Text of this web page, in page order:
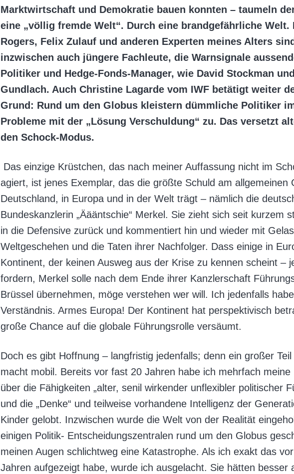
Marktwirtschaft und Demokratie bauen konnten – taumeln
eine „völlig fremde Welt“. Durch eine brandgefährliche Welt.
Rogers, Felix Zulauf und anderen Experten meines Alters
inzwischen auch jüngere Fachleute, die Warnsignale
Politiker und Hedge-Fonds-Manager, wie David Stockman
Gundlach. Auch Christine Lagarde vom IWF betätigt weiter
Grund: Rund um den Globus kleistern dümmliche Politiker
Probleme mit der „Lösung Verschuldung“ zu. Das versetzt
den Schock-Modus.
Das einzige Krüstchen, das nach meiner Auffassung nicht im
agiert, ist jenes Exemplar, das die größte Schuld am allgemeinen
Deutschland, in Europa und in der Welt trägt – nämlich die
Bundeskanzlerin „Äääntschie“ Merkel. Sie zieht sich seit kurzem
in die Defensive zurück und kommentiert hin und wieder mit
Weltgeschehen und die Taten ihrer Nachfolger. Dass einige in
Kontinent, der keinen Ausweg aus der Krise zu kennen scheint –
fordern, Merkel solle nach dem Ende ihrer Kanzlerschaft
Brüssel übernehmen, möge verstehen wer will. Ich jedenfalls
Verständnis. Armes Europa! Der Kontinent hat perspektivisch
große Chance auf die globale Führungsrolle versäumt.
Doch es gibt Hoffnung – langfristig jedenfalls; denn ein großer Teil
macht mobil. Bereits vor fast 20 Jahren habe ich mehrfach meine
über die Fähigkeiten „alter, senil wirkender unflexibler politischer
und die „Denke“ und teilweise vorhandene Intelligenz der
Kinder gelobt. Inzwischen wurde die Welt von der Realität
einigen Politik- Entscheidungszentralen rund um den Globus
meinen Augen schlichtweg eine Katastrophe. Als ich exakt das
Jahren aufgezeigt habe, wurde ich ausgelacht. Sie hätten besser